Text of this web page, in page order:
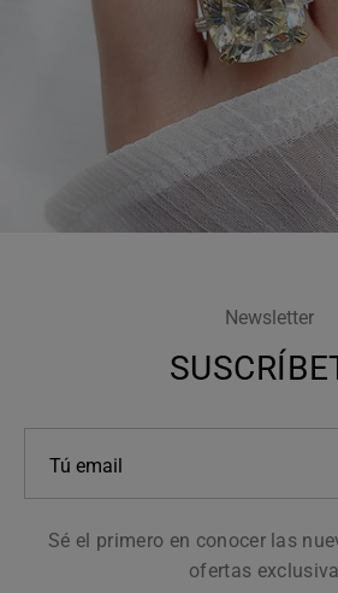
Newsletter
Tú email
Sé el primero en conocer las
ofertas